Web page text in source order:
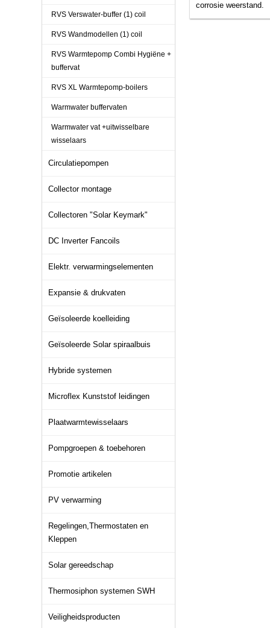
RVS Verswater-buffer (1) coil
RVS Wandmodellen (1) coil
RVS Warmtepomp Combi Hygiëne +
buffervat
RVS XL Warmtepomp-boilers
Warmwater buffervaten
Warmwater vat +uitwisselbare
wisselaars
Circulatiepompen
Collector montage
Collectoren "Solar Keymark"
DC Inverter Fancoils
Elektr. verwarmingselementen
Expansie & drukvaten
Geïsoleerde koelleiding
Geïsoleerde Solar spiraalbuis
Hybride systemen
Microflex Kunststof leidingen
Plaatwarmtewisselaars
Pompgroepen & toebehoren
Promotie artikelen
PV verwarming
Regelingen,Thermostaten en
Kleppen
Solar gereedschap
Thermosiphon systemen SWH
Veiligheidsproducten
corrosie weerstand.